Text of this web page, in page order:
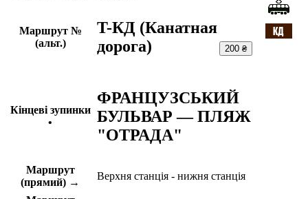
Маршрут №
(альт.)
T-КД (Канатная
дорога)
200 ₴
Кінцеві зупинки
•
ФРАНЦУЗСЬКИЙ
БУЛЬВАР — ПЛЯЖ
"ОТРАДА"
Маршрут
(прямий) →
Верхня станція - нижня станція